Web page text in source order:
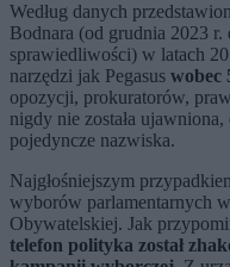
Według danych
Bodnara (od grudnia 2023
sprawiedliwości) w latach
narzędzi jak Pegasus wobec
opozycji, prokuratorów,
nigdy nie została
pojedyncze nazwiska.
Najgłośniejszym
wyborów parlamentarnych
Obywatelskiej. Jak
telefon polityka został